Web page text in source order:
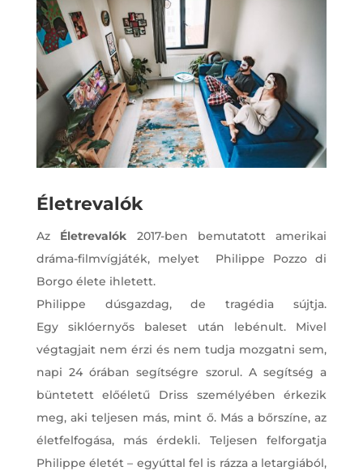
Életrevalók
Az Életrevalók 2017-ben bemutatott amerikai
dráma-filmvígjáték, melyet Philippe Pozzo di
Borgo élete ihletett.
Philippe dúsgazdag, de tragédia sújtja.
Egy siklóernyős baleset után lebénult. Mivel
végtagjait nem érzi és nem tudja mozgatni sem,
napi 24 órában segítségre szorul. A segítség a
büntetett előéletű Driss személyében érkezik
meg, aki teljesen más, mint ő. Más a bőrszíne, az
életfelfogása, más érdekli. Teljesen felforgatja
Philippe életét – egyúttal fel is rázza a letargiából,